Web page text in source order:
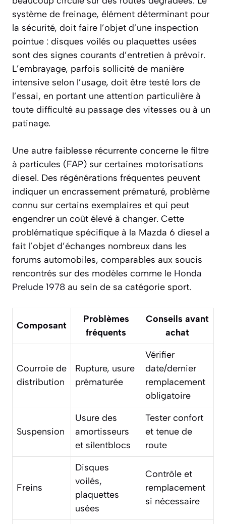
système de freinage, élément déterminant pour
la sécurité, doit faire l’objet d’une inspection
pointue : disques voilés ou plaquettes usées
sont des signes courants d’entretien à prévoir.
L’embrayage, parfois sollicité de manière
intensive selon l’usage, doit être testé lors de
l’essai, en portant une attention particulière à
toute difficulté au passage des vitesses ou à un
patinage.
Une autre faiblesse récurrente concerne le filtre
à particules (FAP) sur certaines motorisations
diesel. Des régénérations fréquentes peuvent
indiquer un encrassement prématuré, problème
connu sur certains exemplaires et qui peut
engendrer un coût élevé à changer. Cette
problématique spécifique à la Mazda 6 diesel a
fait l’objet d’échanges nombreux dans les
forums automobiles, comparables aux soucis
rencontrés sur des modèles comme le Honda
Prelude 1978 au sein de sa catégorie sport.
Composant
Problèmes
fréquents
Conseils avant
achat
Courroie de
distribution
Rupture, usure
prématurée
Vérifier
date/dernier
remplacement
obligatoire
Suspension
Usure des
amortisseurs
et silentblocs
Tester confort
et tenue de
route
Freins
Disques
voilés,
plaquettes
usées
Contrôle et
remplacement
si nécessaire